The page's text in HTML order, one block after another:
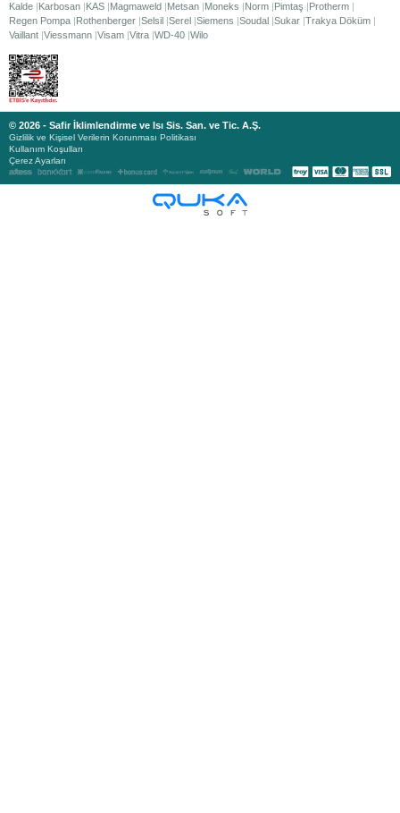
Kalde Karbosan KAS Magmaweld Metsan Moneks Norm Pimtaş
Protherm
Regen Pompa Rothenberger Selsil Serel Siemens Soudal Sukar Trakya Döküm
Vaillant Viessmann Visam Vitra WD-40 Wilo
© 2026 - Safir İklimlendirme ve Isı Sis. San. ve Tic. A.Ş.
Gizlilik ve Kişisel Verilerin Korunması Politikası
Kullanım Koşulları
Çerez Ayarları